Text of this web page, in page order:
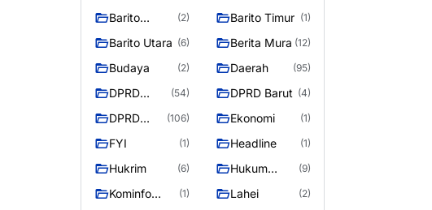
Barito
(2) Barito Timur (1)
Barito Utara (6) Berita Mura (12)
Budaya (2) Daerah (95)
DPRD
Utara
(54) DPRD Barut (4)
DPRD
Raya
(106) Ekonomi (1)
FYI (1) Headline (1)
Hukrim (6)
Hukum
(9)
Kominfo
(1) Lahei (2)